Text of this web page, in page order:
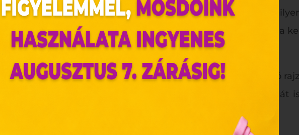
virág pompázik a kertben és azt is megleshetik,
emellett rengeteget lehet belőle tanulni, és szerencsére a
a gyerekekkel. Elő a színes krétákkal – az aszfalt kiváló
állatok hada lepheti el a járdát, de akár egy ugróiskolát
az oldal sütiket használ
„cookie"-kat (továbbiakban „süti") alkalmazunk.
olyan fájlok, melyek információt tárolnak webes
kereskedelmi szolgáltatások, az információs
összefüggő szolgáltatások egyes kérdéseiről szóló